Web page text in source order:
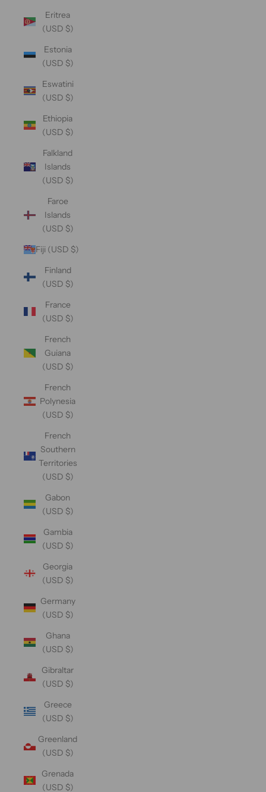
Eritrea
(USD $)
Estonia
(USD $)
Eswatini
(USD $)
Ethiopia
(USD $)
Falkland
Islands
(USD $)
Faroe
Islands
(USD $)
Fiji (USD $)
Finland
(USD $)
France
(USD $)
French
Guiana
(USD $)
French
Polynesia
(USD $)
French
Southern
Territories
(USD $)
Gabon
(USD $)
Gambia
(USD $)
Georgia
(USD $)
Germany
(USD $)
Ghana
(USD $)
Gibraltar
(USD $)
Greece
(USD $)
Greenland
(USD $)
Grenada
(USD $)